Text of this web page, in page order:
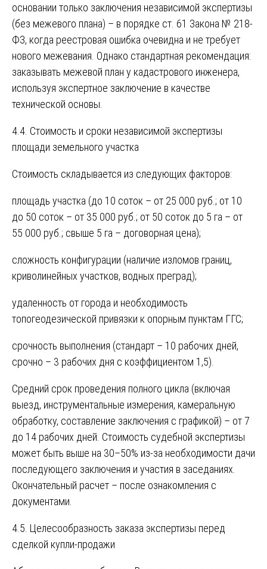
основании только заключения независимой экспертизы
(без межевого плана) – в порядке ст. 61 Закона № 218-
ФЗ, когда реестровая ошибка очевидна и не требует
нового межевания. Однако стандартная рекомендация:
заказывать межевой план у кадастрового инженера,
используя экспертное заключение в качестве
технической основы.
4.4. Стоимость и сроки независимой экспертизы
площади земельного участка
Стоимость складывается из следующих факторов:
площадь участка (до 10 соток – от 25 000 руб.; от 10
до 50 соток – от 35 000 руб.; от 50 соток до 5 га – от
55 000 руб.; свыше 5 га – договорная цена);
сложность конфигурации (наличие изломов границ,
криволинейных участков, водных преград);
удаленность от города и необходимость
топогеодезической привязки к опорным пунктам ГГС;
срочность выполнения (стандарт – 10 рабочих дней,
срочно – 3 рабочих дня с коэффициентом 1,5).
Средний срок проведения полного цикла (включая
выезд, инструментальные измерения, камеральную
обработку, составление заключения с графикой) – от 7
до 14 рабочих дней. Стоимость судебной экспертизы
может быть выше на 30–50% из-за необходимости дачи
последующего заключения и участия в заседаниях.
Окончательный расчет – после ознакомления с
документами.
4.5. Целесообразность заказа экспертизы перед
сделкой купли-продажи